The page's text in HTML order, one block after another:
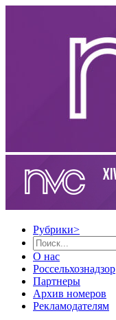
Рубрики>
О нас
Россельхознадзор
Партнеры
Архив номеров
Рекламодателям